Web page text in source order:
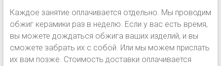
Каждое занятие оплачивается отдельно. Мы проводим
обжиг керамики раз в неделю. Если у вас есть время,
вы можете дождаться обжига ваших изделий, и вы
сможете забрать их с собой. Или мы можем прислать
их вам позже. Стоимость доставки оплачивается